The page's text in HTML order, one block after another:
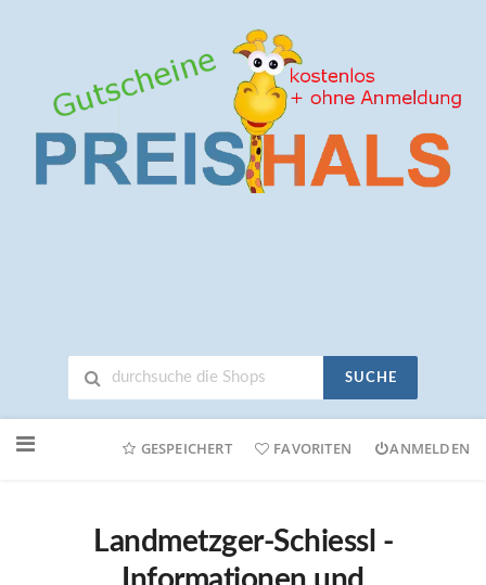
SUCHE
Online-
GESPEICHERT FAVORITEN ANMELDEN
Landmetzger-Schiessl -